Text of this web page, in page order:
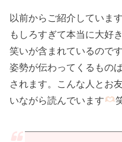
以前からご紹介していま
もしろすぎて本当に大好
笑いが含まれているので
姿勢が伝わってくるもの
されます。こんな人とお
いながら読んでいます